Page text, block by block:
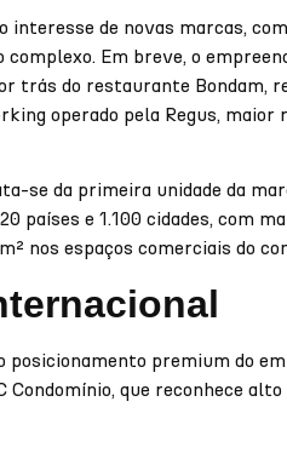
interesse de novas marcas,
Em breve, o
trás do restaurante Bondam,
operado pela Regus, maior
se da primeira unidade da
países e 1.100 cidades, com
nos espaços comerciais do
premium do
que reconhece alto